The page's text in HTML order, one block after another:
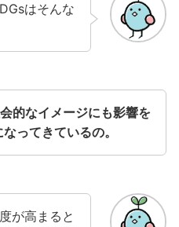
はそんな
的なイメージにも影響を
ってきているの。
が高まると